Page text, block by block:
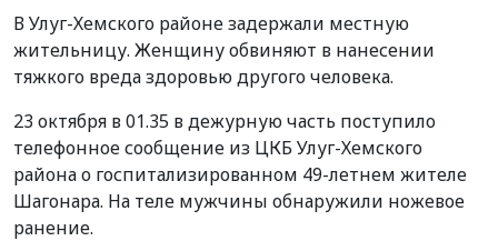
В Улуг-Хемского районе задержали местную
жительницу. Женщину обвиняют в нанесении
тяжкого вреда здоровью другого человека.
23 октября в 01.35 в дежурную часть поступило
телефонное сообщение из ЦКБ Улуг-Хемского
района о госпитализированном 49-летнем жителе
Шагонара. На теле мужчины обнаружили ножевое
ранение.